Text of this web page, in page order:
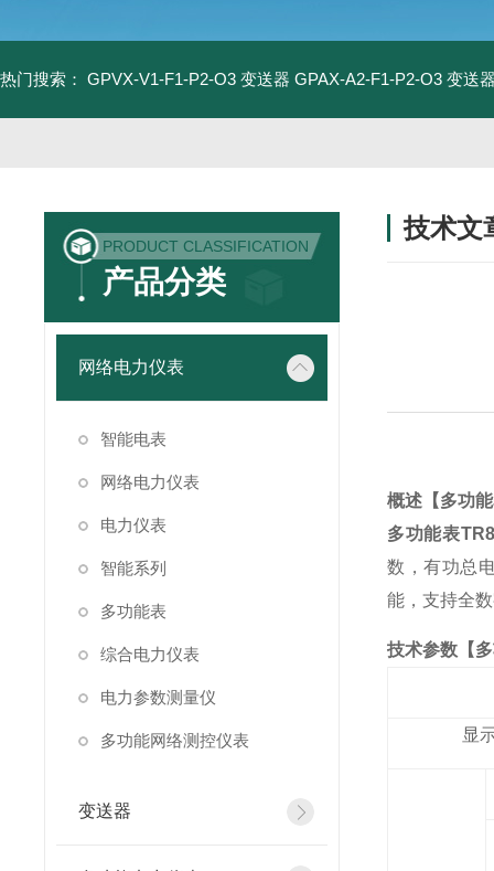
热门搜索： GPVX-V1-F1-P2-O3 变送器 GPAX-A2-F1-P2-O3 变送
PRODUCT CLASSIFICATION
产品分类
网络电力仪表
智能电表
网络电力仪表
电力仪表
智能系列
多功能表
综合电力仪表
电力参数测量仪
多功能网络测控仪表
变送器
技术文
概述 【多功
多功能表
数，有功总
能，支持全
技术参数 【
显